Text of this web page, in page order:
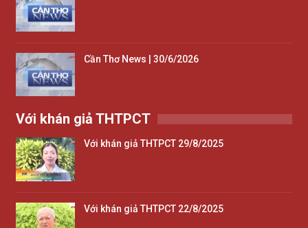
Cần Thơ News | 30/6/2026
Với khán giả THTPCT
Với khán giả THTPCT 29/8/2025
Với khán giả THTPCT 22/8/2025